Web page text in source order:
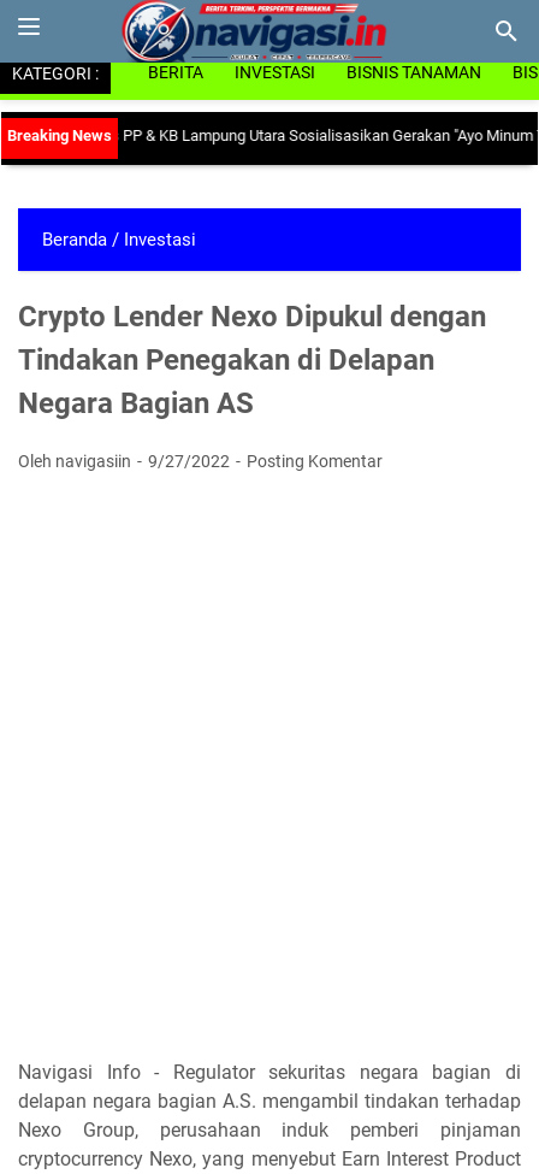
KATEGORI : BERITA INVESTASI BISNIS TANAMAN
Dinas PP & KB Lampung Utara Sosialisasikan Gerakan "Ayo Minum Tablet
Beranda / Investasi
Crypto Lender Nexo Dipukul dengan
Tindakan Penegakan di Delapan
Negara Bagian AS
Oleh navigasiin 9/27/2022 Posting Komentar
Navigasi Info - Regulator sekuritas negara bagian di
delapan negara bagian A.S. mengambil tindakan terhadap
Nexo Group, perusahaan induk pemberi pinjaman
cryptocurrency Nexo, yang menyebut Earn Interest Product